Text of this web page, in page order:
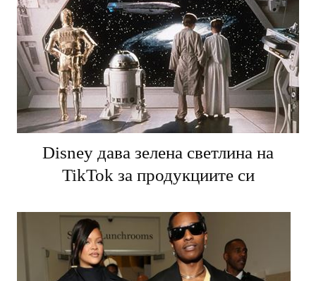
Disney дава зелена светлина на
TikTok за продукциите си